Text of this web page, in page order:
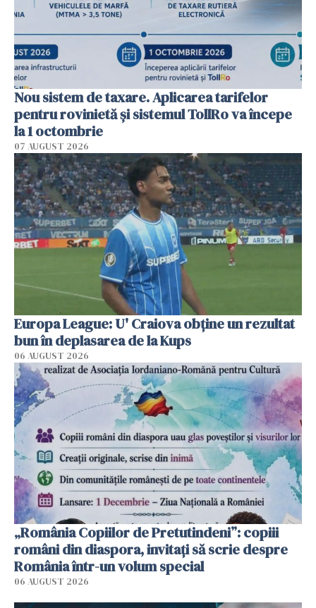
Nou sistem de taxare. Aplicarea tarifelor
pentru rovinietă şi sistemul TollRo va începe
la 1 octombrie
07 AUGUST 2026
Europa League: U' Craiova obține un rezultat
bun în deplasarea de la Kups
06 AUGUST 2026
„România Copiilor de Pretutindeni”: copiii
români din diaspora, invitați să scrie despre
România într-un volum special
06 AUGUST 2026